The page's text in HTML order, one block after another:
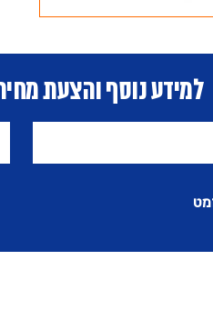
למידע נוסף והצעת